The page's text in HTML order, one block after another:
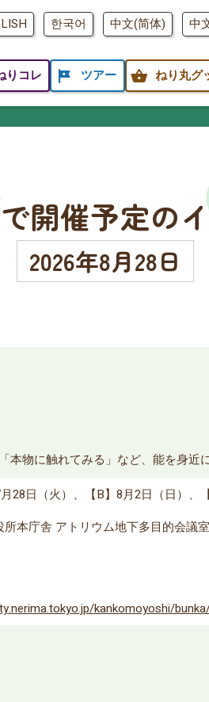
한국어 中文(简体) 中
りコレ tour ツアー shopping_basket ねり丸グ
開催予定の
2026年8月28日
物に触れてみる」など、能を身近
月28日（火）、【B】8月2日（日）、
所本庁舎 アトリウム地下多目的会
kankomoyoshi/